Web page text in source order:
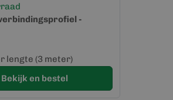
-
lengte (3 meter)
Bekijk en bestel